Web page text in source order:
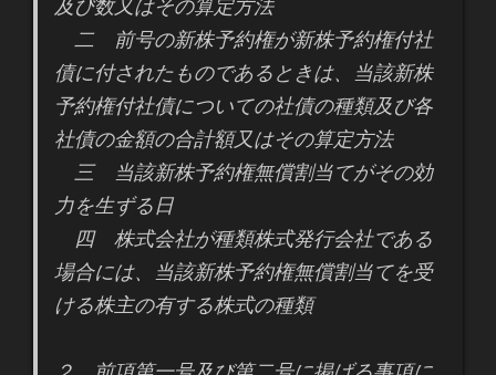
及び数又はその算定方法
二 前号の新株予約権が新株予約権付社
債に付されたものであるときは、当該新株
予約権付社債についての社債の種類及び各
社債の金額の合計額又はその算定方法
三 当該新株予約権無償割当てがその効
力を生ずる日
四 株式会社が種類株式発行会社である
場合には、当該新株予約権無償割当てを受
ける株主の有する株式の種類